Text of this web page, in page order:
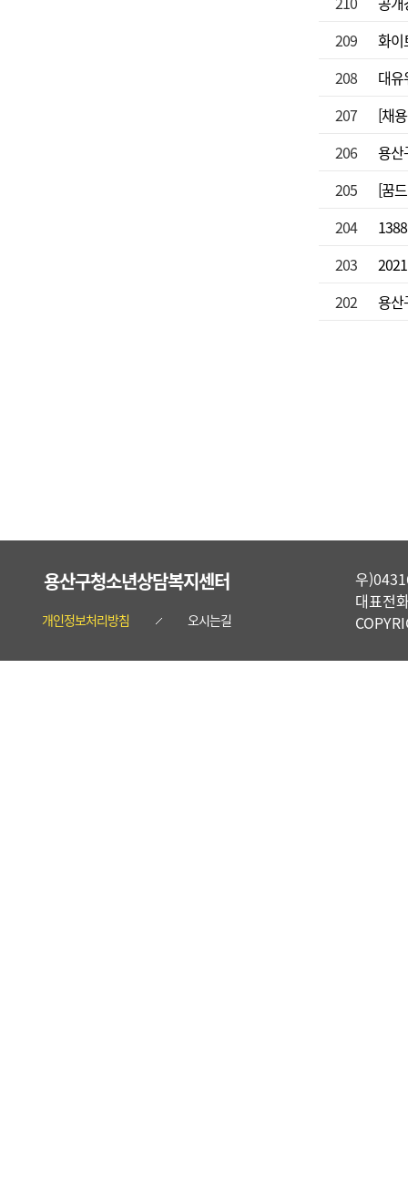
209
화이
208
대
207
[채
206
용산
205
[꿈
204
203
202
용산
용산구청소년상담복지센터
개인정보처리방침 오시는길
우
대표전